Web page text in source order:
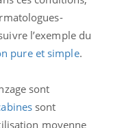
l’exemple du
pure et simple.
sont
sont
moyenne